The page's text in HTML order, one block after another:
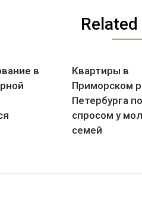
в
Квартиры в
Приморском
Петербурга
спросом у
семей